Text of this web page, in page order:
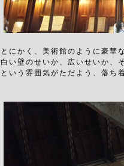
とにかく、美術館のように豪華
白い壁のせいか、広いせいか、
という雰囲気がただよう、落ち